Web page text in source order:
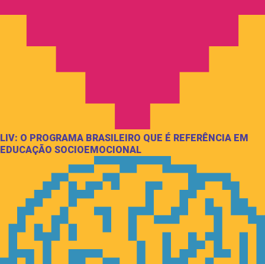
LIV: O PROGRAMA BRASILEIRO QUE É REFERÊNCIA EM
EDUCAÇÃO SOCIOEMOCIONAL